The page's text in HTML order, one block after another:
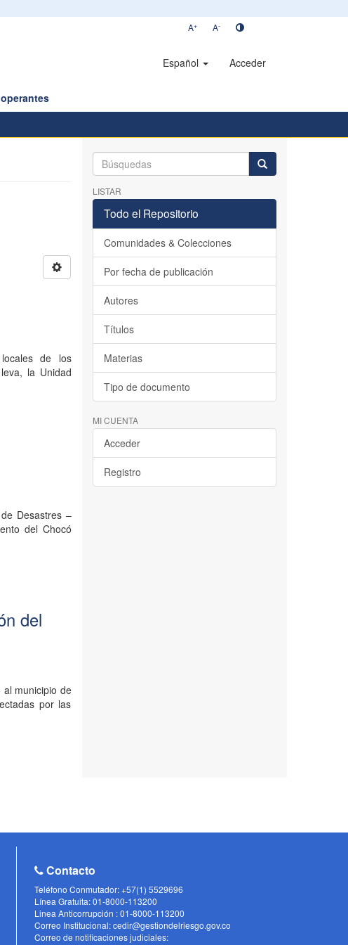
A+ A-
Español Acceder
de los
la Unidad
Desastres –
del Chocó
del
municipio de
por las
LISTAR
Todo el Repositorio
Comunidades & Colecciones
Por fecha de publicación
Autores
Títulos
Materias
Tipo de documento
MI CUENTA
Acceder
Registro
Contacto
Teléfono Conmutador: +57(1) 5529696
Línea Gratuita: 01-8000-113200
Linea Anticorrupción : 01-8000-113200
Correo Institucional: cedir@gestiondelriesgo.gov.co
Correo de notificaciones judiciales: